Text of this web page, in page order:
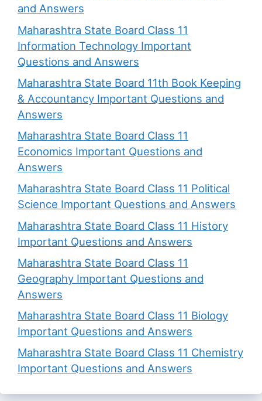
and Answers
Maharashtra State Board Class 11
Information Technology Important
Questions and Answers
Maharashtra State Board 11th Book Keeping
& Accountancy Important Questions and
Answers
Maharashtra State Board Class 11
Economics Important Questions and
Answers
Maharashtra State Board Class 11 Political
Science Important Questions and Answers
Maharashtra State Board Class 11 History
Important Questions and Answers
Maharashtra State Board Class 11
Geography Important Questions and
Answers
Maharashtra State Board Class 11 Biology
Important Questions and Answers
Maharashtra State Board Class 11 Chemistry
Important Questions and Answers